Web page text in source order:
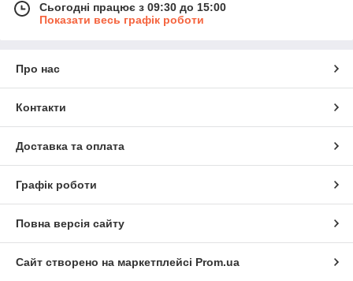
Сьогодні працює з 09:30 до 15:00
Показати весь графік роботи
Про нас
Контакти
Доставка та оплата
Графік роботи
Повна версія сайту
Сайт створено на маркетплейсі Prom.ua